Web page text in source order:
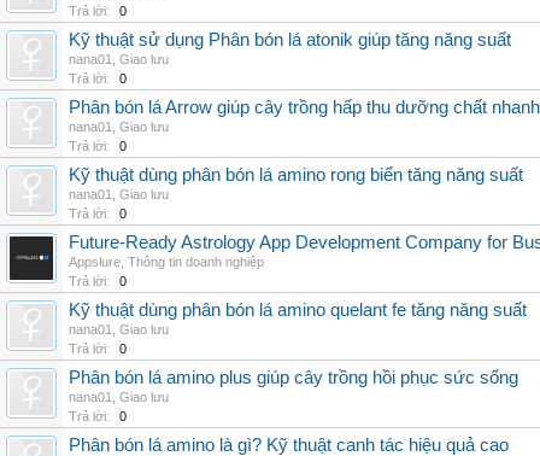
Trả lời:
0
Kỹ thuật sử dụng Phân bón lá atonik giúp tăng năng suất
nana01
Giao lưu
Trả lời:
0
Phân bón lá Arrow giúp cây trồng hấp thu dưỡng chất nhanh
nana01
Giao lưu
Trả lời:
0
Kỹ thuật dùng phân bón lá amino rong biển tăng năng suất
nana01
Giao lưu
Trả lời:
0
Future-Ready Astrology App Development Company for
Appslure Thông tin doanh nghiệp
Trả lời:
0
Kỹ thuật dùng phân bón lá amino quelant fe tăng năng suất
nana01
Giao lưu
Trả lời:
0
Phân bón lá amino plus giúp cây trồng hồi phục sức sống
nana01
Giao lưu
Trả lời:
0
Phân bón lá amino là gì? Kỹ thuật canh tác hiệu quả cao